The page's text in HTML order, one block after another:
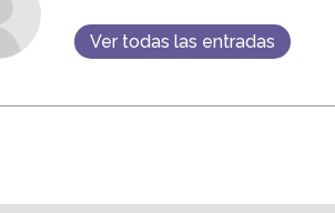
Ver todas las entradas